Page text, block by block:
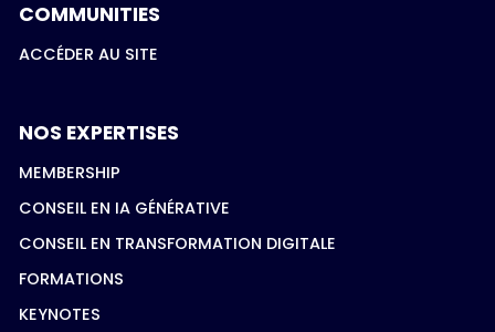
COMMUNITIES
ACCÉDER AU SITE
NOS EXPERTISES
MEMBERSHIP
CONSEIL EN IA GÉNÉRATIVE
CONSEIL EN TRANSFORMATION DIGITALE
FORMATIONS
KEYNOTES